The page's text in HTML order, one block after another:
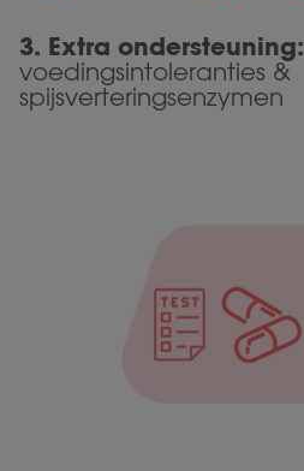
3. Extra ondersteuning:
voedingsintoleranties &
spijsverteringsenzymen